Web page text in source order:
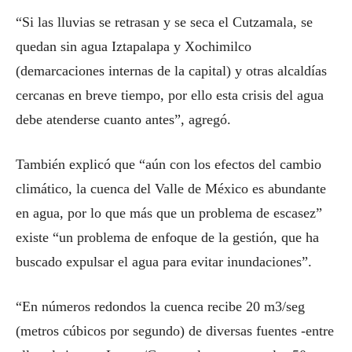
“Si las lluvias se retrasan y se seca el Cutzamala, se
quedan sin agua Iztapalapa y Xochimilco
(demarcaciones internas de la capital) y otras alcaldías
cercanas en breve tiempo, por ello esta crisis del agua
debe atenderse cuanto antes”, agregó.
También explicó que “aún con los efectos del cambio
climático, la cuenca del Valle de México es abundante
en agua, por lo que más que un problema de escasez”
existe “un problema de enfoque de la gestión, que ha
buscado expulsar el agua para evitar inundaciones”.
“En números redondos la cuenca recibe 20 m3/seg
(metros cúbicos por segundo) de diversas fuentes -entre